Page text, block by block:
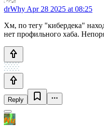
drWhy Apr 28 2025 at 08:25
Хм, по тегу "кибердека"
нет профильного хаба.
Reply